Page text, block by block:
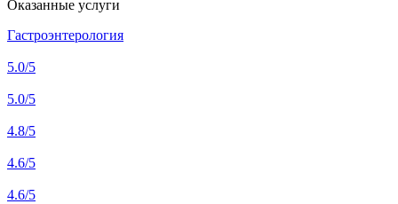
Оказанные услуги
Гастроэнтерология
5.0/5
5.0/5
4.8/5
4.6/5
4.6/5